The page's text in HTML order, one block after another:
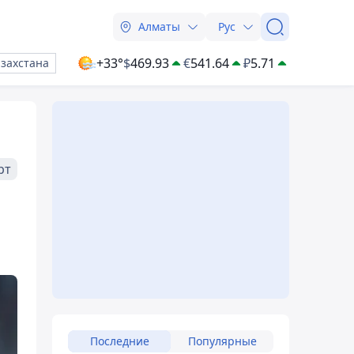
Алматы Рус
+33°$469.93 €541.64 ₽5.71
Последние Популярные